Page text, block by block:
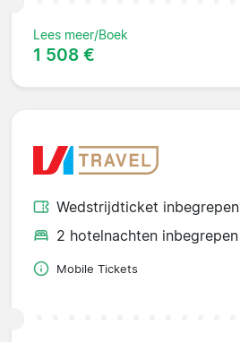
Lees meer/Boek
1 508 €
Wedstrijdticket inbegrepen
2 hotelnachten inbegrepen
Mobile Tickets